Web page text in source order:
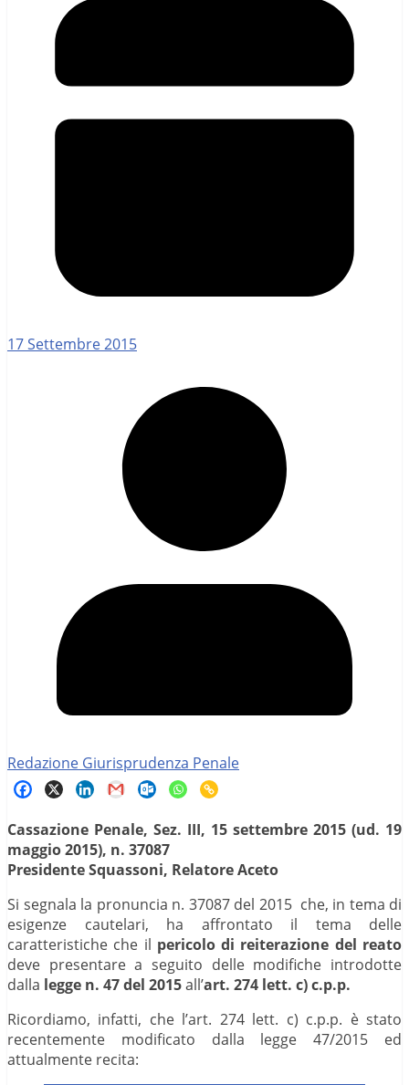
17 Settembre 2015
Redazione Giurisprudenza Penale
Cassazione Penale, Sez. III, 15 settembre 2015 (ud. 19
maggio 2015), n. 37087
Presidente Squassoni, Relatore Aceto
Si segnala la pronuncia n. 37087 del 2015 che, in tema di
esigenze cautelari, ha affrontato il tema delle
caratteristiche che il pericolo di reiterazione del reato
deve presentare a seguito delle modifiche introdotte
dalla legge n. 47 del 2015all’art. 274 lett. c) c.p.p.
Ricordiamo, infatti, che l’art. 274 lett. c) c.p.p. è stato
recentemente modificato dalla legge 47/2015 ed
attualmente recita: